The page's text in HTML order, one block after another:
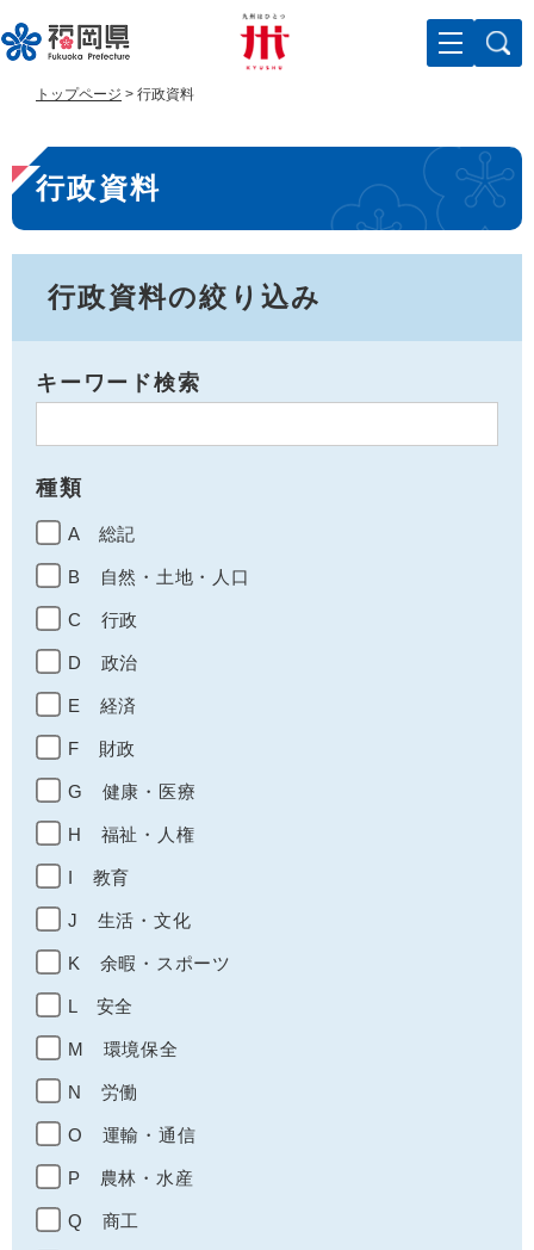
ー
ジ
で
す
ニ
ュ
ば
し
トップページ > 行政資料
本
文
行政資料
行政資料の絞り込み
キーワード検索
種類
A 総記
B 自然・土地・人口
C 行政
D 政治
E 経済
F 財政
G 健康・医療
H 福祉・人権
I 教育
J 生活・文化
K 余暇・スポーツ
L 安全
M 環境保全
N 労働
O 運輸・通信
P 農林・水産
Q 商工